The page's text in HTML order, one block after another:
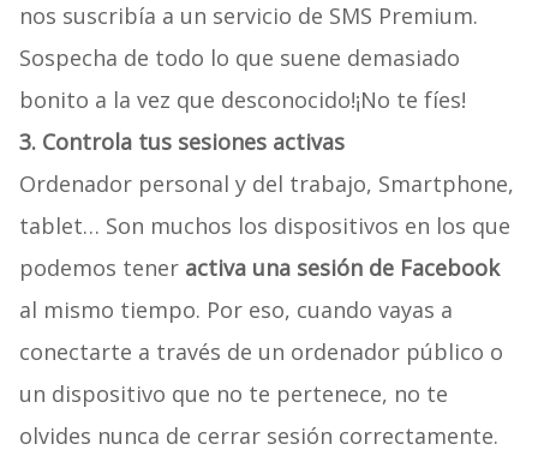
nos suscribía a un servicio de SMS Premium.
Sospecha de todo lo que suene demasiado
bonito a la vez que desconocido!¡No te fíes!
3. Controla tus sesiones activas
Ordenador personal y del trabajo, Smartphone,
tablet… Son muchos los dispositivos en los que
podemos tener activa una sesión de Facebook
al mismo tiempo. Por eso, cuando vayas a
conectarte a través de un ordenador público o
un dispositivo que no te pertenece, no te
olvides nunca de cerrar sesión correctamente.